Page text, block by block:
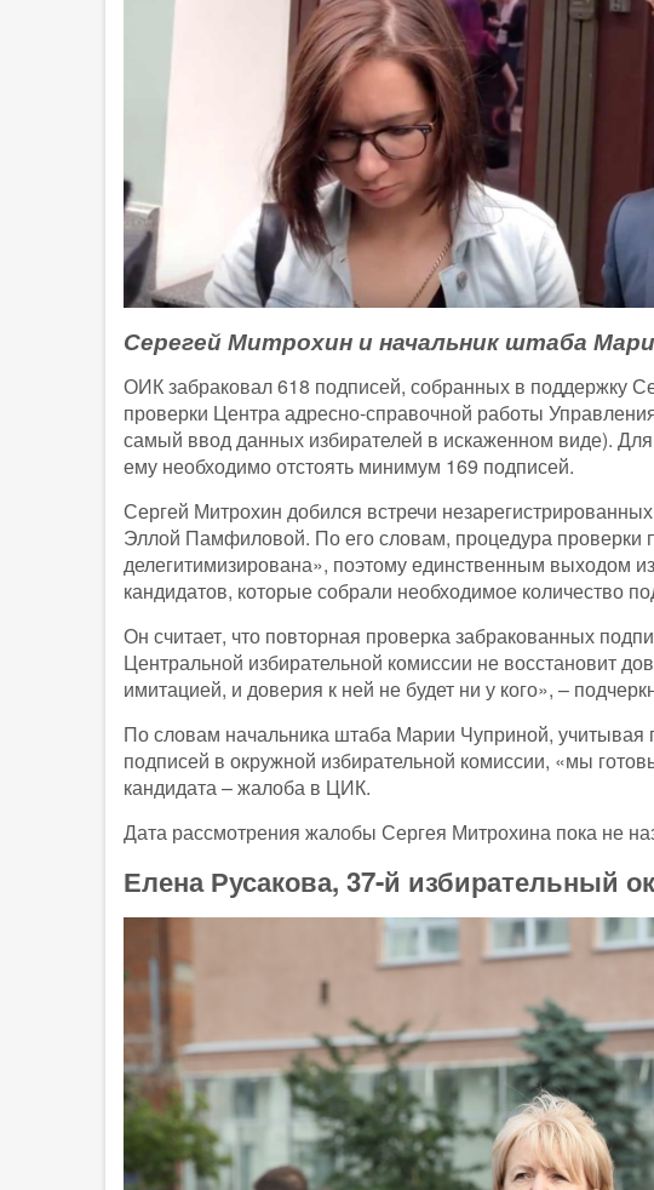
Серегей Митрохин и начальник штаба
ОИК забраковал 618 подписей, собранных в поддержку
проверки Центра адресно-справочной работы
самый ввод данных избирателей в искаженном виде).
ему необходимо отстоять минимум 169 подписей.
Сергей Митрохин добился встречи
Эллой Памфиловой. По его словам, процедура проверки
делегитимизирована», поэтому единственным выходом
кандидатов, которые собрали необходимое количество
Он считает, что повторная проверка забракованных
Центральной избирательной комиссии не восстановит
имитацией, и доверия к ней не будет ни у кого», –
По словам начальника штаба Марии Чуприной, учитывая
подписей в окружной избирательной комиссии, «мы
кандидата – жалоба в ЦИК.
Дата рассмотрения жалобы Сергея Митрохина пока не
Елена Русакова, 37-й избирательный